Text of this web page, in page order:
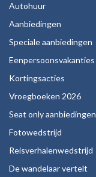
Autohuur
Aanbiedingen
Speciale aanbiedingen
Eenpersoonsvakanties
Kortingsacties
Vroegboeken 2026
Seat only aanbiedingen
Fotowedstrijd
Reisverhalenwedstrijd
De wandelaar vertelt